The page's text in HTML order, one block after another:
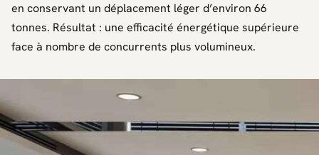
en conservant un déplacement léger d’environ 66
tonnes. Résultat : une efficacité énergétique supérieure
face à nombre de concurrents plus volumineux.